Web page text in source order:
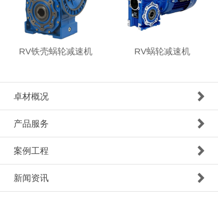
RV铁壳蜗轮减速机 RV蜗轮减速机
卓材概况
产品服务
案例工程
新闻资讯